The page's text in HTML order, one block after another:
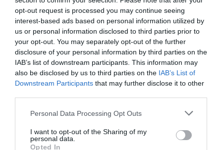
opt-out request is processed you may continue seeing
interest-based ads based on personal information utilized by
us or personal information disclosed to third parties prior to
your opt-out. You may separately opt-out of the further
disclosure of your personal information by third parties on the
IAB’s list of downstream participants. This information may
also be disclosed by us to third parties on the IAB’s List of
Downstream Participants that may further disclose it to other
Personal Data Processing Opt Outs
I want to opt-out of the Sharing of my
personal data.
Opted In